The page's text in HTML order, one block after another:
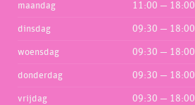
maandag 11:00 — 18:00
dinsdag 09:30 — 18:00
woensdag 09:30 — 18:00
donderdag 09:30 — 18:00
vrijdag 09:30 — 18:00